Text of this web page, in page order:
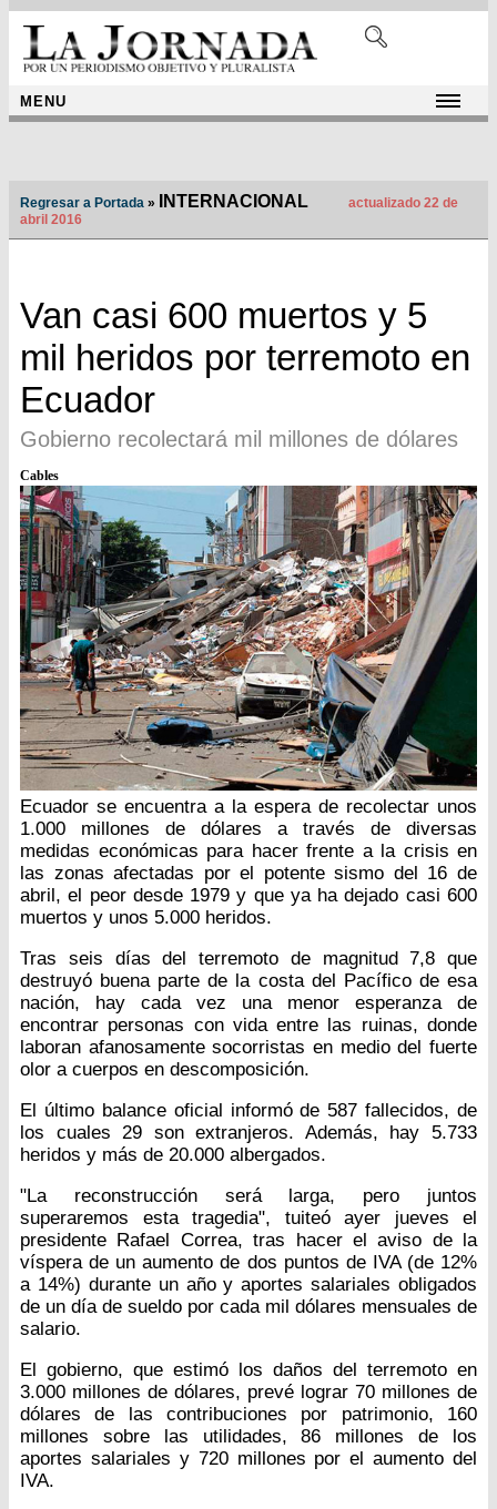
MENU
Regresar a Portada » INTERNACIONAL
actualizado 22 de
abril 2016
Van casi 600 muertos y 5
mil heridos por terremoto en
Ecuador
Gobierno recolectará mil millones de dólares
Cables
Ecuador se encuentra a la espera de recolectar unos
1.000 millones de dólares a través de diversas
medidas económicas para hacer frente a la crisis en
las zonas afectadas por el potente sismo del 16 de
abril, el peor desde 1979 y que ya ha dejado casi 600
muertos y unos 5.000 heridos.
Tras seis días del terremoto de magnitud 7,8 que
destruyó buena parte de la costa del Pacífico de esa
nación, hay cada vez una menor esperanza de
encontrar personas con vida entre las ruinas, donde
laboran afanosamente socorristas en medio del fuerte
olor a cuerpos en descomposición.
El último balance oficial informó de 587 fallecidos, de
los cuales 29 son extranjeros. Además, hay 5.733
heridos y más de 20.000 albergados.
"La reconstrucción será larga, pero juntos
superaremos esta tragedia", tuiteó ayer jueves el
presidente Rafael Correa, tras hacer el aviso de la
víspera de un aumento de dos puntos de IVA (de 12%
a 14%) durante un año y aportes salariales obligados
de un día de sueldo por cada mil dólares mensuales de
salario.
El gobierno, que estimó los daños del terremoto en
3.000 millones de dólares, prevé lograr 70 millones de
dólares de las contribuciones por patrimonio, 160
millones sobre las utilidades, 86 millones de los
aportes salariales y 720 millones por el aumento del
IVA.